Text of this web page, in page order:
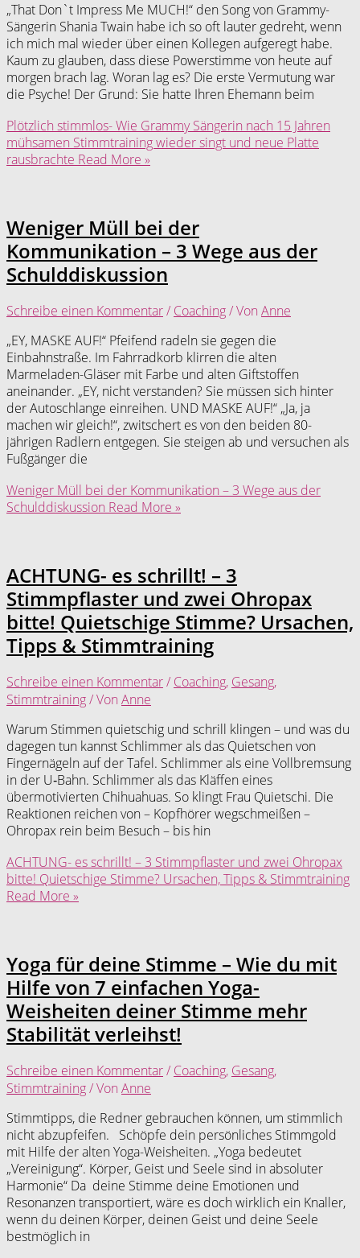
„That Don`t Impress Me MUCH!“ den Song von Grammy-
Sängerin Shania Twain habe ich so oft lauter gedreht, wenn
ich mich mal wieder über einen Kollegen aufgeregt habe.
Kaum zu glauben, dass diese Powerstimme von heute auf
morgen brach lag. Woran lag es? Die erste Vermutung war
die Psyche! Der Grund: Sie hatte Ihren Ehemann beim
Plötzlich stimmlos- Wie Grammy Sängerin nach 15 Jahren
mühsamen Stimmtraining wieder singt und neue Platte
rausbrachte Read More »
Weniger Müll bei der
Kommunikation – 3 Wege aus der
Schulddiskussion
Schreibe einen Kommentar/ Coaching/ Von Anne
„EY, MASKE AUF!“ Pfeifend radeln sie gegen die
Einbahnstraße. Im Fahrradkorb klirren die alten
Marmeladen-Gläser mit Farbe und alten Giftstoffen
aneinander. „EY, nicht verstanden? Sie müssen sich hinter
der Autoschlange einreihen. UND MASKE AUF!“ „Ja, ja
machen wir gleich!“, zwitschert es von den beiden 80-
jährigen Radlern entgegen. Sie steigen ab und versuchen als
Fußgänger die
Weniger Müll bei der Kommunikation – 3 Wege aus der
Schulddiskussion Read More »
ACHTUNG- es schrillt! – 3
Stimmpflaster und zwei Ohropax
bitte! Quietschige Stimme? Ursachen,
Tipps & Stimmtraining
Schreibe einen Kommentar/ Coaching, Gesang,
Stimmtraining/ Von Anne
Warum Stimmen quietschig und schrill klingen – und was du
dagegen tun kannst Schlimmer als das Quietschen von
Fingernägeln auf der Tafel. Schlimmer als eine Vollbremsung
in der U‑Bahn. Schlimmer als das Kläffen eines
übermotivierten Chihuahuas. So klingt Frau Quietschi. Die
Reaktionen reichen von – Kopfhörer wegschmeißen –
Ohropax rein beim Besuch – bis hin
ACHTUNG- es schrillt! – 3 Stimmpflaster und zwei Ohropax
bitte! Quietschige Stimme? Ursachen, Tipps & Stimmtraining
Read More »
Yoga für deine Stimme – Wie du mit
Hilfe von 7 einfachen Yoga-
Weisheiten deiner Stimme mehr
Stabilität verleihst!
Schreibe einen Kommentar/ Coaching, Gesang,
Stimmtraining/ Von Anne
Stimmtipps, die Redner gebrauchen können, um stimmlich
nicht abzupfeifen. Schöpfe dein persönliches Stimmgold
mit Hilfe der alten Yoga-Weisheiten. „Yoga bedeutet
„Vereinigung“. Körper, Geist und Seele sind in absoluter
Harmonie“ Da deine Stimme deine Emotionen und
Resonanzen transportiert, wäre es doch wirklich ein Knaller,
wenn du deinen Körper, deinen Geist und deine Seele
bestmöglich in